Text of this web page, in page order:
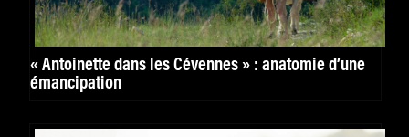
« Antoinette dans les Cévennes » : anatomie d’une
émancipation